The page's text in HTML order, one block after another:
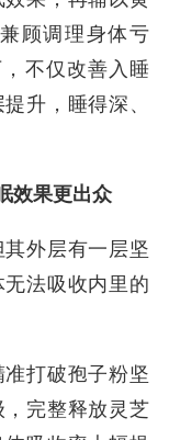
顾调理身体亏
不仅改善入睡
升，睡得深、
效果更出众
外层有一层坚
法吸收内里的
打破孢子粉坚
完整释放灵芝